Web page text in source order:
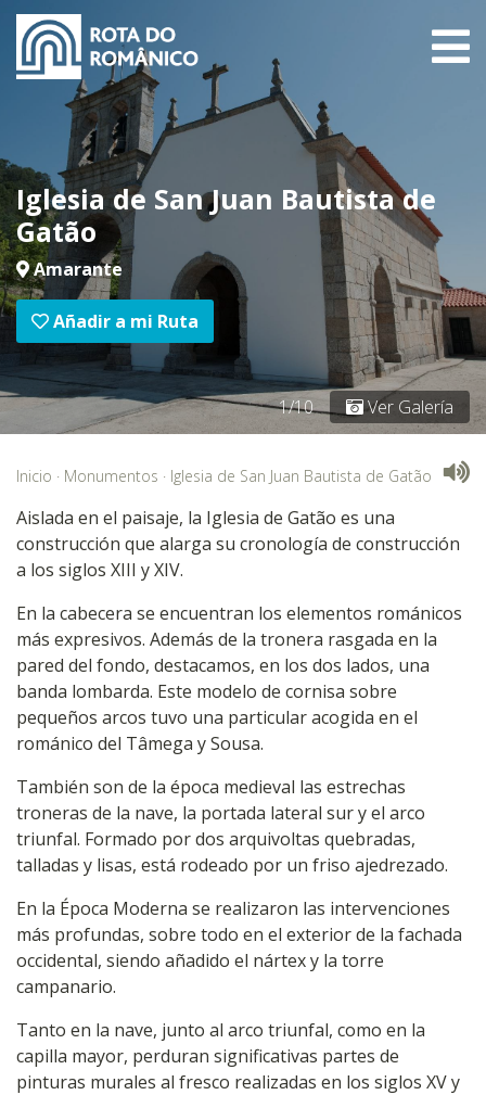
Iglesia de San Juan Bautista de
Gatão
Amarante
Añadir a mi Ruta
1/10 Ver Galería
Inicio · Monumentos · Iglesia de San Juan Bautista de Gatão
Aislada en el paisaje, la Iglesia de Gatão es una
construcción que alarga su cronología de construcción
a los siglos XIII y XIV.
En la cabecera se encuentran los elementos románicos
más expresivos. Además de la tronera rasgada en la
pared del fondo, destacamos, en los dos lados, una
banda lombarda. Este modelo de cornisa sobre
pequeños arcos tuvo una particular acogida en el
románico del Tâmega y Sousa.
También son de la época medieval las estrechas
troneras de la nave, la portada lateral sur y el arco
triunfal. Formado por dos arquivoltas quebradas,
talladas y lisas, está rodeado por un friso ajedrezado.
En la Época Moderna se realizaron las intervenciones
más profundas, sobre todo en el exterior de la fachada
occidental, siendo añadido el nártex y la torre
campanario.
Tanto en la nave, junto al arco triunfal, como en la
capilla mayor, perduran significativas partes de
pinturas murales al fresco realizadas en los siglos XV y